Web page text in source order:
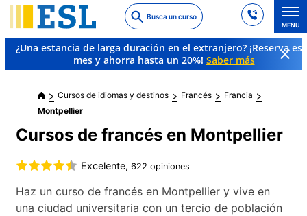
to
main
content
Busca un curso
MENU
¿Una estancia de larga duración en el extranjero? ¡Reserva
mes y ahorra hasta un 20%! Saber más
Cursos de idiomas y destinos Francés
Francia
Montpellier
Cursos de francés en Montpellier
Excelente, 622 opiniones
Haz un curso de francés en Montpellier y vive en
una ciudad universitaria con un tercio de población